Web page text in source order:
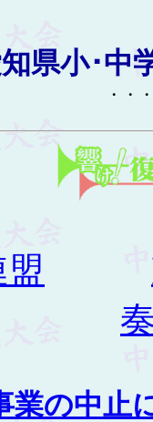
県小･中
・・
業の中止